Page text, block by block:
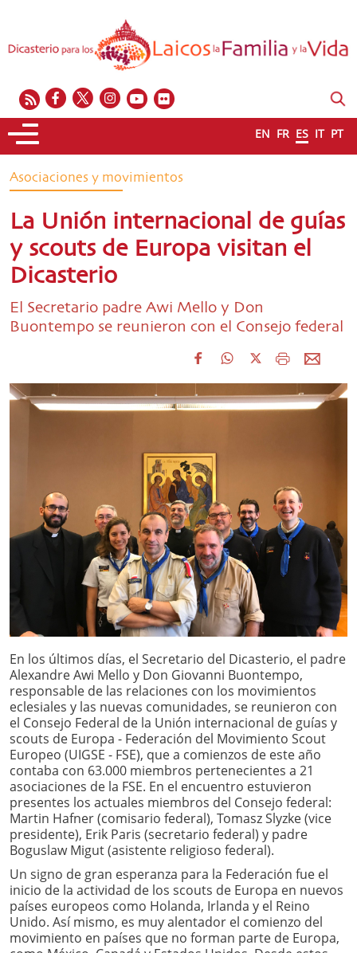
EN FR ES IT PT
Asociaciones y movimientos
La Unión internacional de guías
y scouts de Europa visitan el
Dicasterio
El Secretario padre Awi Mello y Don
Buontempo se reunieron con el Consejo federal
En los últimos días, el Secretario del Dicasterio, el padre
Alexandre Awi Mello y Don Giovanni Buontempo,
responsable de las relaciones con los movimientos
eclesiales y las nuevas comunidades, se reunieron con
el Consejo Federal de la Unión internacional de guías y
scouts de Europa - Federación del Movimiento Scout
Europeo (UIGSE - FSE), que a comienzos de este año
contaba con 63.000 miembros pertenecientes a 21
asociaciones de la FSE. En el encuentro estuvieron
presentes los actuales miembros del Consejo federal:
Martin Hafner (comisario federal), Tomasz Slyzke (vice
presidente), Erik Paris (secretario federal) y padre
Boguslaw Migut (asistente religioso federal).
Un signo de gran esperanza para la Federación fue el
inicio de la actividad de los scouts de Europa en nuevos
países europeos como Holanda, Irlanda y el Reino
Unido. Así mismo, es muy alentador el comienzo del
movimiento en países que no forman parte de Europa,